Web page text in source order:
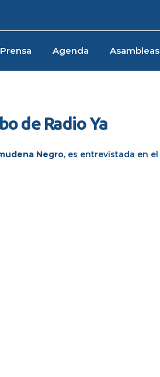
Agenda Asambleas
de Radio Ya
Negro, es entrevistada en el